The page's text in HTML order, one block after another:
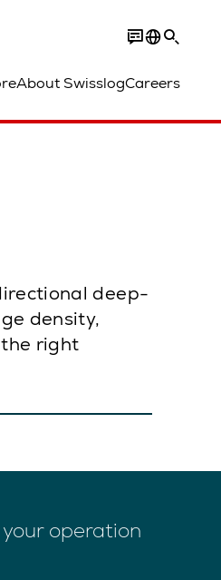
About SwisslogCareers
deep-
density,
right
operation